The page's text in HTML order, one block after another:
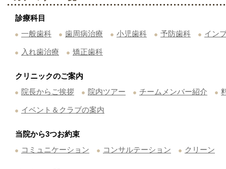
診療科目
一般歯科
歯周病治療 小児歯科 予防歯科 イン
入れ歯治療 矯正歯科
クリニックのご案内
院長からご挨拶
院内ツアー チームメンバー紹介
イベント＆クラブの案内
当院から3つお約束
コミュニケーション
コンサルテーション クリーン